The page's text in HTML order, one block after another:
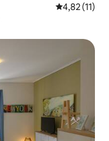
Note
4,82 (11)